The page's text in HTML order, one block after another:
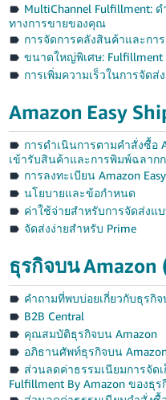
MultiChannel Fulfillment:
ทางการขายของคุณ
การจัดการคลังสินค้าและกา
ขนาดใหญ่พิเศษ: Fulfillment
การเพิ่มความเร็วในการจัดส่ง
Amazon Easy
การดำเนินการตามคำสั่งซื้อ
เข้ารับสินค้าและการพิมพ์ฉลาก
การลงทะเบียน Amazon
นโยบายและข้อกำหนด
ค่าใช้จ่ายสำหรับการจัดส่งแบ
จัดส่งง่ายสำหรับ Prime
ธุรกิจบน Amazon
คำถามที่พบบ่อยเกี่ยวกับธุรกิ
B2B Central
คุณสมบัติธุรกิจบน Amazon
อภิธานศัพท์ธุรกิจบน
ส่วนลดค่าธรรมเนียมการจัด
Fulfillment By Amazon ของธุ